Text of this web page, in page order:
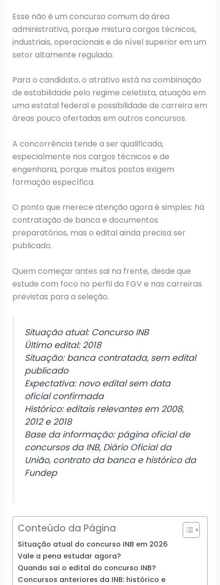
Esse não é um concurso comum da área
administrativa, porque mistura cargos técnicos,
industriais, operacionais e de nível superior em um
setor altamente regulado.
Para o candidato, o atrativo está na combinação
de estabilidade pelo regime celetista, atuação em
uma estatal federal e possibilidade de carreira em
áreas pouco ofertadas em outros concursos.
A concorrência tende a ser qualificada,
especialmente nos cargos técnicos e de
engenharia, porque muitos postos exigem
formação específica.
O ponto que merece atenção agora é simples: há
contratação de banca e documentos
preparatórios, mas o edital ainda precisa ser
publicado.
Quem começar antes sai na frente, desde que
estude com foco no perfil da FGV e nas carreiras
previstas para a seleção.
Situação atual: Concurso INB
Último edital: 2018
Situação: banca contratada, sem edital
publicado
Expectativa: novo edital sem data
oficial confirmada
Histórico: editais relevantes em 2008,
2012 e 2018
Base da informação: página oficial de
concursos da INB, Diário Oficial da
União, contrato da banca e histórico da
Fundep
Conteúdo da Página
Situação atual do concurso INB em 2026
Vale a pena estudar agora?
Quando sai o edital do concurso INB?
Concursos anteriores da INB: histórico e